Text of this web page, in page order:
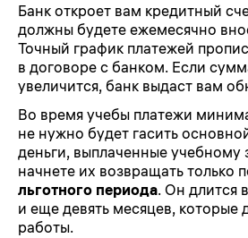
Банк откроет вам кредитный
должны будете ежемесячно
Точный график платежей
в договоре с банком. Если
увеличится, банк выдаст вам
Во время учебы платежи
не нужно будет гасить
деньги, выплаченные
начнете их возвращать только
льготного периода. Он длится
и еще девять месяцев, которые
работы.